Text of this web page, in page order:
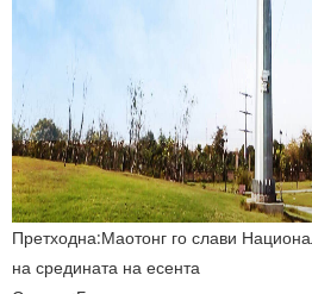
Претходна:Маотонг го слави
на средината на есента